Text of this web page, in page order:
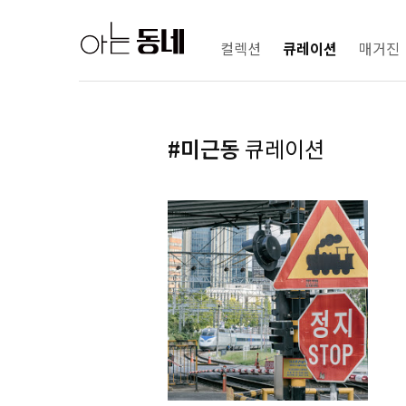
컬렉션 큐레이션 매거진
#미근동 큐레이션